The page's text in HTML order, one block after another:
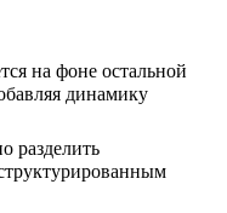
на фоне остальной
динамику
разделить